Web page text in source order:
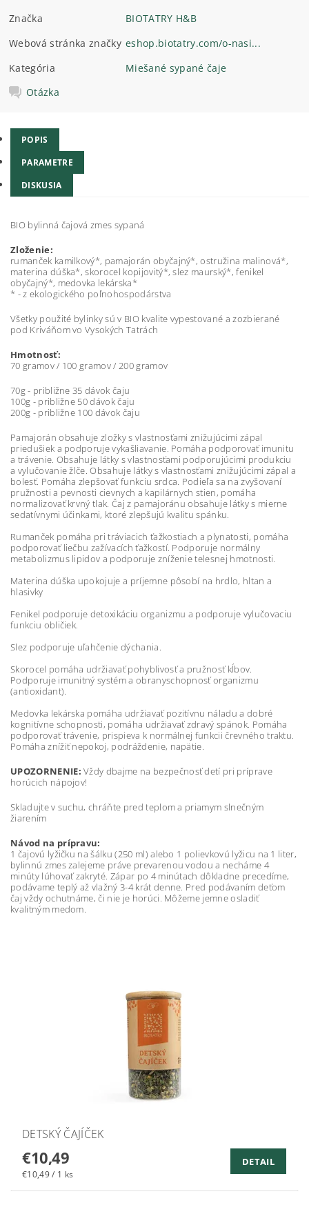
Značka
BIOTATRY H&B
Webová stránka značky eshop.biotatry.com/o-nasi...
Kategória
Miešané sypané čaje
Otázka
POPIS
PARAMETRE
DISKUSIA
BIO bylinná čajová zmes sypaná
Zloženie:
rumanček kamilkový*, pamajorán obyčajný*, ostružina malinová*,
materina dúška*, skorocel kopijovitý*, slez maurský*, fenikel
obyčajný*, medovka lekárska*
* - z ekologického poľnohospodárstva
Všetky použité bylinky sú v BIO kvalite vypestované a zozbierané
pod Kriváňom vo Vysokých Tatrách
Hmotnosť:
70 gramov / 100 gramov / 200 gramov
70g - približne 35 dávok čaju
100g - približne 50 dávok čaju
200g - približne 100 dávok čaju
Pamajorán obsahuje zložky s vlastnosťami znižujúcimi zápal
priedušiek a podporuje vykašliavanie. Pomáha podporovať imunitu
a trávenie. Obsahuje látky s vlastnosťami podporujúcimi produkciu
a vylučovanie žlče. Obsahuje látky s vlastnosťami znižujúcimi zápal a
bolesť. Pomáha zlepšovať funkciu srdca. Podieľa sa na zvyšovaní
pružnosti a pevnosti cievnych a kapilárnych stien, pomáha
normalizovať krvný tlak. Čaj z pamajoránu obsahuje látky s mierne
sedatívnymi účinkami, ktoré zlepšujú kvalitu spánku.
Rumanček pomáha pri tráviacich ťažkostiach a plynatosti, pomáha
podporovať liečbu zažívacích ťažkostí. Podporuje normálny
metabolizmus lipidov a podporuje zníženie telesnej hmotnosti.
Materina dúška upokojuje a príjemne pôsobí na hrdlo, hltan a
hlasivky
Fenikel podporuje detoxikáciu organizmu a podporuje vylučovaciu
funkciu obličiek.
Slez podporuje uľahčenie dýchania.
Skorocel pomáha udržiavať pohyblivosť a pružnosť kĺbov.
Podporuje imunitný systém a obranyschopnosť organizmu
(antioxidant).
Medovka lekárska pomáha udržiavať pozitívnu náladu a dobré
kognitívne schopnosti, pomáha udržiavať zdravý spánok. Pomáha
podporovať trávenie, prispieva k normálnej funkcii črevného traktu.
Pomáha znížiť nepokoj, podráždenie, napätie.
UPOZORNENIE: Vždy dbajme na bezpečnosť detí pri príprave
horúcich nápojov!
Skladujte v suchu, chráňte pred teplom a priamym slnečným
žiarením
Návod na prípravu:
1 čajovú lyžičku na šálku (250 ml) alebo 1 polievkovú lyžicu na 1 liter,
bylinnú zmes zalejeme práve prevarenou vodou a necháme 4
minúty lúhovať zakryté. Zápar po 4 minútach dôkladne precedíme,
podávame teplý až vlažný 3-4 krát denne. Pred podávaním deťom
čaj vždy ochutnáme, či nie je horúci. Môžeme jemne osladiť
kvalitným medom.
DETSKÝ ČAJÍČEK
€10,49
€10,49 / 1 ks
DETAIL